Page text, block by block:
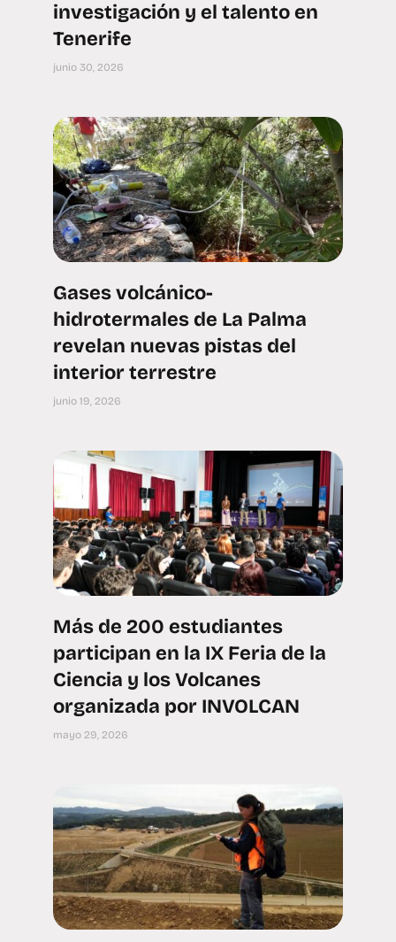
investigación y el talento en
Tenerife
junio 30, 2026
Gases volcánico-
hidrotermales de La Palma
revelan nuevas pistas del
interior terrestre
junio 19, 2026
Más de 200 estudiantes
participan en la IX Feria de la
Ciencia y los Volcanes
organizada por INVOLCAN
mayo 29, 2026